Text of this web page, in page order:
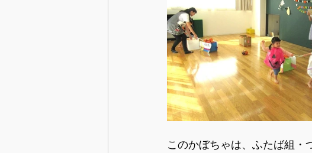
このかぼちゃは、ふたば組・